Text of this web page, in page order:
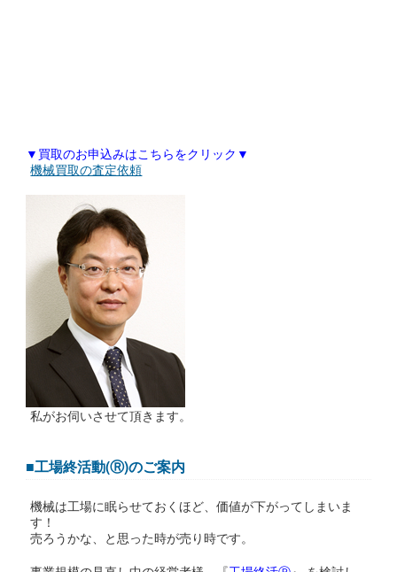
▼買取のお申込みはこちらをクリック▼
機械買取の査定依頼
私がお伺いさせて頂きます。
■工場終活動(Ⓡ)のご案内
機械は工場に眠らせておくほど、価値が下がってしまいま
す！
売ろうかな、と思った時が売り時です。